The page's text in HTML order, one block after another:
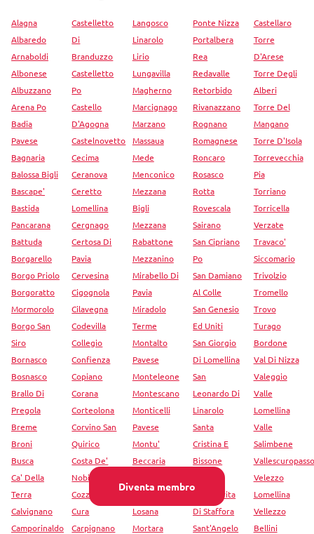
Diventa membro
Alagna
Albaredo
Arnaboldi
Albonese
Albuzzano
Arena Po
Badia
Pavese
Bagnaria
Balossa Bigli
Bascape'
Bastida
Pancarana
Battuda
Borgarello
Borgo Priolo
Borgoratto
Mormorolo
Borgo San
Siro
Bornasco
Bosnasco
Brallo Di
Pregola
Breme
Broni
Busca
Ca' Della
Terra
Calvignano
Camporinaldo
Castelletto
Di
Branduzzo
Castelletto
Po
Castello
D'Agogna
Castelnovetto
Cecima
Ceranova
Ceretto
Lomellina
Cergnago
Certosa Di
Pavia
Cervesina
Cigognola
Cilavegna
Codevilla
Collegio
Confienza
Copiano
Corana
Corteolona
Corvino San
Quirico
Costa De'
Nobili
Cozzo
Cura
Carpignano
Langosco
Linarolo
Lirio
Lungavilla
Magherno
Marcignago
Marzano
Massaua
Mede
Menconico
Mezzana
Bigli
Mezzana
Rabattone
Mezzanino
Mirabello Di
Pavia
Miradolo
Terme
Montalto
Pavese
Monteleone
Montescano
Monticelli
Pavese
Montu'
Beccaria
Mornico
Losana
Mortara
Ponte Nizza
Portalbera
Rea
Redavalle
Retorbido
Rivanazzano
Rognano
Romagnese
Roncaro
Rosasco
Rotta
Rovescala
Sairano
San Cipriano
Po
San Damiano
Al Colle
San Genesio
Ed Uniti
San Giorgio
Di Lomellina
San
Leonardo Di
Linarolo
Santa
Cristina E
Bissone
Margherita
Di Staffora
Sant'Angelo
Castellaro
Torre
D'Arese
Torre Degli
Alberi
Torre Del
Mangano
Torre D'Isola
Torrevecchia
Pia
Torriano
Torricella
Verzate
Travaco'
Siccomario
Trivolzio
Tromello
Trovo
Turago
Bordone
Val Di Nizza
Valeggio
Valle
Lomellina
Valle
Salimbene
Vallescuropasso
Velezzo
Lomellina
Vellezzo
Bellini